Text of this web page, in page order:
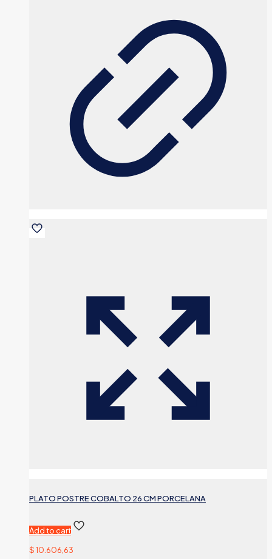
PLATO POSTRE COBALTO 26 CM PORCELANA
Add to cart
$10.606,63